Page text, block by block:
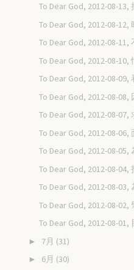
To Dear God, 2012-08-
To Dear God, 2012-08-
To Dear God, 2012-08-
To Dear God, 2012-08-
To Dear God, 2012-08-
To Dear God, 2012-08-
To Dear God, 2012-08-
To Dear God, 2012-08-
To Dear God, 2012-08-
To Dear God, 2012-08-
To Dear God, 2012-08-
To Dear God, 2012-08-
To Dear God, 2012-08-
► 7月 (31)
► 6月 (30)